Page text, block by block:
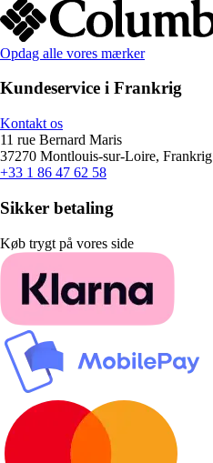
Opdag alle vores mærker
Kundeservice i Frankrig
Kontakt os
11 rue Bernard Maris
37270 Montlouis-sur-Loire, Frankrig
+33 1 86 47 62 58
Sikker betaling
Køb trygt på vores side